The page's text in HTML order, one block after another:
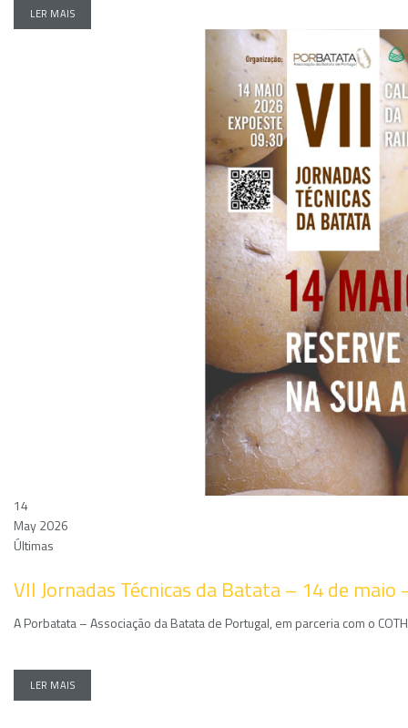
LER MAIS
14
May 2026
Últimas
VII Jornadas Técnicas da Batata – 14 de maio
A Porbatata – Associação da Batata de Portugal, em parceria com o
LER MAIS